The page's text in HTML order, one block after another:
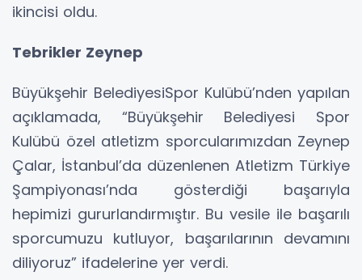
ikincisi oldu.
Tebrikler Zeynep
Büyükşehir BelediyesiSpor Kulübü’nden yapılan
açıklamada, “Büyükşehir Belediyesi Spor
Kulübü özel atletizm sporcularımızdan Zeynep
Çalar, İstanbul’da düzenlenen Atletizm Türkiye
Şampiyonası’nda gösterdiği başarıyla
hepimizi gururlandırmıştır. Bu vesile ile başarılı
sporcumuzu kutluyor, başarılarının devamını
diliyoruz” ifadelerine yer verdi.